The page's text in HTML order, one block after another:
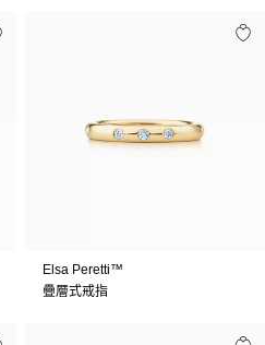
Elsa Peretti™
疊層式戒指